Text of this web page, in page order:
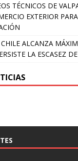
TÉCNICOS DE
EXTERIOR
ALCANZA
LA ESCASEZ